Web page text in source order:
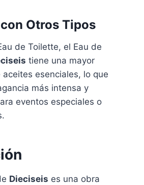
Otros Tipos
de Toilette, el Eau de
tiene una mayor
esenciales, lo que
más intensa y
eventos especiales o
Dieciseis es una obra